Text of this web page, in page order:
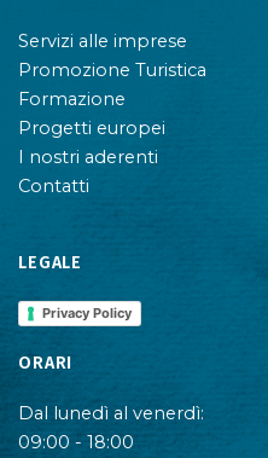
Servizi alle imprese
Promozione Turistica
Formazione
Progetti europei
I nostri aderenti
Contatti
LEGALE
Privacy Policy
ORARI
Dal lunedì al venerdì:
09:00 - 18:00